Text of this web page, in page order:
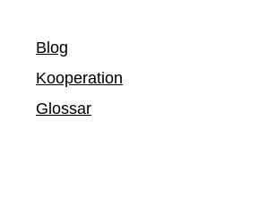
Blog
Kooperation
Glossar